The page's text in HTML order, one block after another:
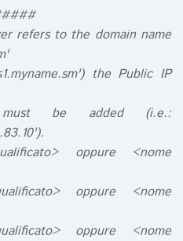
refers to the domain name
the Public IP
be added (i.e.:
oppure <nome
oppure <nome
oppure <nome